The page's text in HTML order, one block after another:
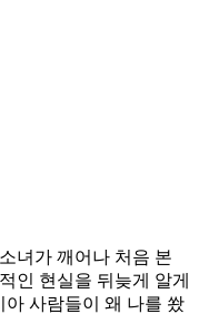
녀가 깨어나 처음 본
인 현실을 뒤늦게 알게
사람들이 왜 나를 쐈